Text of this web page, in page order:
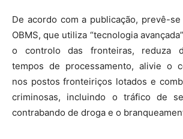
De acordo com a publicação, prevê-
OBMS, que utiliza “tecnologia
o controlo das fronteiras, reduza
tempos de processamento, alivie o
nos postos fronteiriços lotados e
criminosas, incluindo o tráfico de
contrabando de droga e o